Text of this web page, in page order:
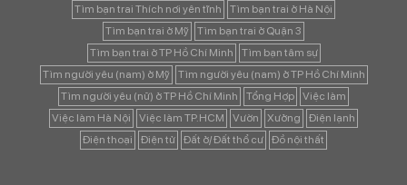
Tìm bạn trai Thích nơi yên tĩnh
Tìm bạn trai ở Hà Nội
Tìm bạn trai ở Mỹ
Tìm bạn trai ở Quận 3
Tìm bạn trai ở TP Hồ Chí Minh
Tìm bạn tâm sự
Tìm người yêu (nam) ở Mỹ
Tìm người yêu (nam) ở TP Hồ Chí Minh
Tìm người yêu (nữ) ở TP Hồ Chí Minh
Tổng Hợp
Việc làm
Việc làm Hà Nội
Việc làm TP.HCM Vườn Xưởng
Điện lạnh
Điện thoại
Điện tử Đất ở/ Đất thổ cư Đồ nội thất